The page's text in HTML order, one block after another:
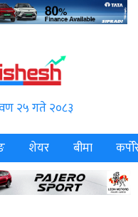
२५ गते २०८३
शेयर बीमा